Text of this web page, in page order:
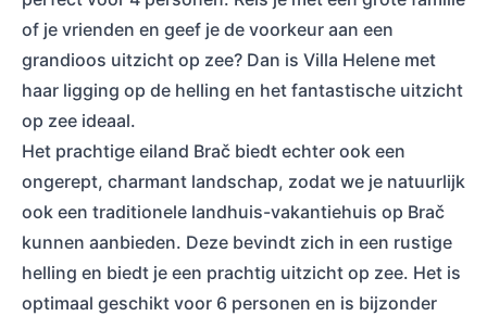
of je vrienden en geef je de voorkeur aan een
grandioos uitzicht op zee? Dan is Villa Helene met
haar ligging op de helling en het fantastische uitzicht
op zee ideaal.
Het prachtige eiland Brač biedt echter ook een
ongerept, charmant landschap, zodat we je natuurlijk
ook een traditionele landhuis-vakantiehuis op Brač
kunnen aanbieden. Deze bevindt zich in een rustige
helling en biedt je een prachtig uitzicht op zee. Het is
optimaal geschikt voor 6 personen en is bijzonder